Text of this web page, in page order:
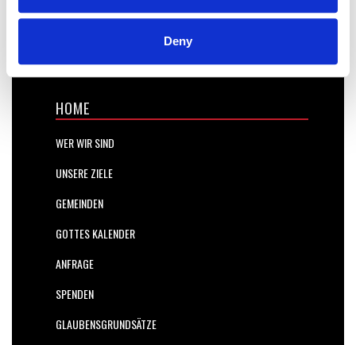
Deny
HOME
WER WIR SIND
UNSERE ZIELE
GEMEINDEN
GOTTES KALENDER
ANFRAGE
SPENDEN
GLAUBENSGRUNDSÄTZE